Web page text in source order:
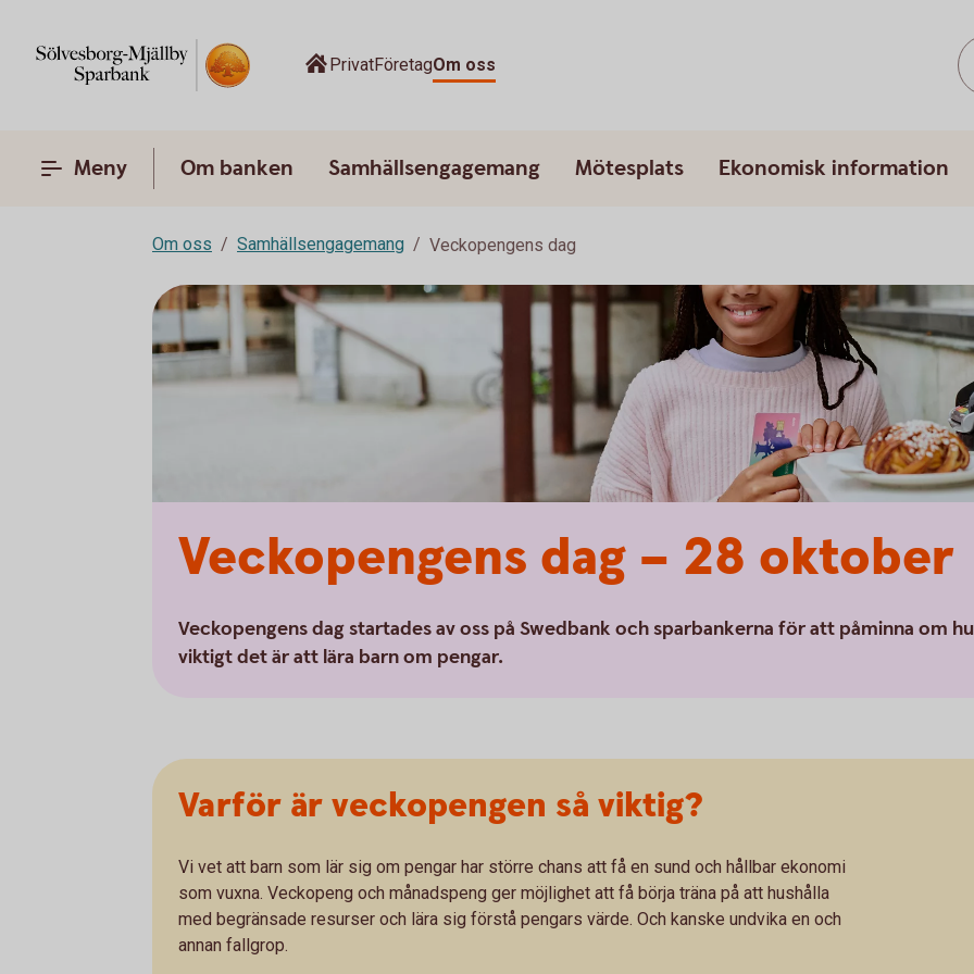
PrivatFöretagOm oss
Meny Om banken Samhällsengagemang Mötesplats Ekonomisk information
Om oss Samhällsengagemang Veckopengens dag
Veckopengens dag – 28 oktober
Veckopengens dag startades av oss på Swedbank och sparbankerna för att påminna om
viktigt det är att lära barn om pengar.
Varför är veckopengen så viktig?
Vi vet att barn som lär sig om pengar har större chans att få en sund och hållbar ekonomi
som vuxna. Veckopeng och månadspeng ger möjlighet att få börja träna på att hushålla
med begränsade resurser och lära sig förstå pengars värde. Och kanske undvika en och
annan fallgrop.